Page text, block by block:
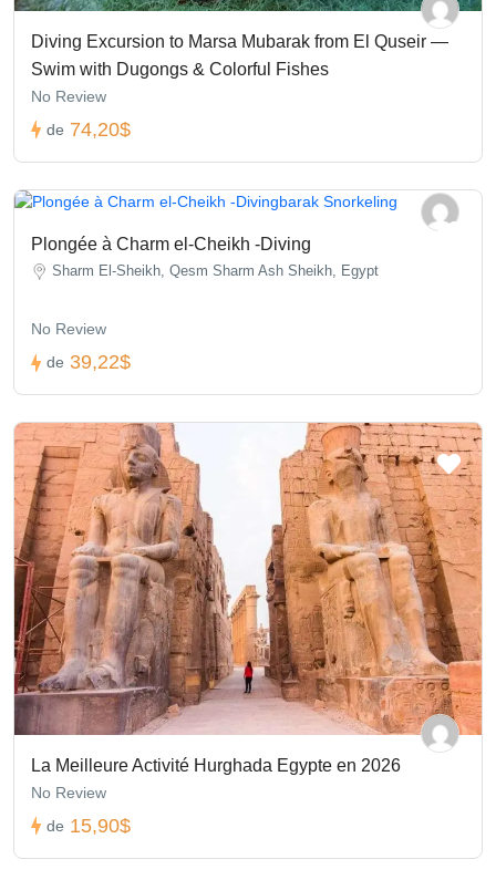
Diving Excursion to Marsa Mubarak from El Quseir —
Swim with Dugongs & Colorful Fishes
No Review
de 74,20$
Plongée à Charm el-Cheikh -Diving
Sharm El-Sheikh, Qesm Sharm Ash Sheikh, Egypt
No Review
de 39,22$
La Meilleure Activité Hurghada Egypte en 2026
No Review
de 15,90$